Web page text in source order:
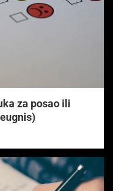
za posao ili